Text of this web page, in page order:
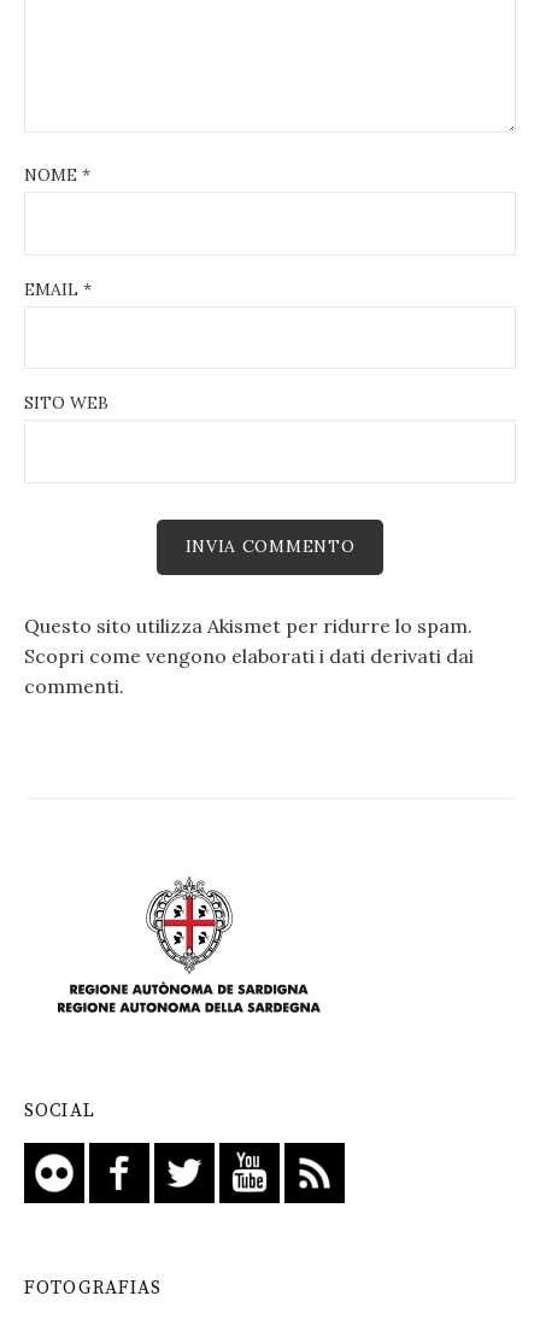
NOME *
EMAIL *
SITO WEB
Questo sito utilizza Akismet per ridurre lo spam.
Scopri come vengono elaborati i dati derivati dai
commenti.
SOCIAL
FOTOGRAFIAS